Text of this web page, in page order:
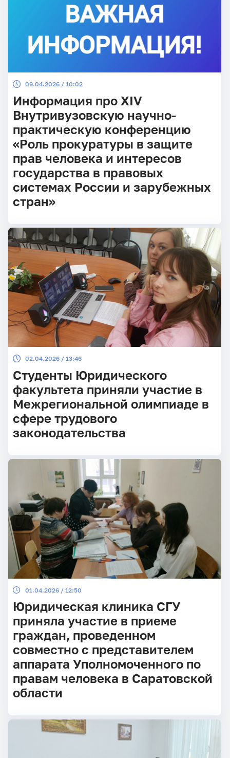
09.04.2026 / 10:02
Информация про XIV
Внутривузовскую научно-
практическую конференцию
«Роль прокуратуры в защите
прав человека и интересов
государства в правовых
системах России и зарубежных
стран»
02.04.2026 / 13:46
Студенты Юридического
факультета приняли участие в
Межрегиональной олимпиаде в
сфере трудового
законодательства
01.04.2026 / 12:50
Юридическая клиника СГУ
приняла участие в приеме
граждан, проведенном
совместно с представителем
аппарата Уполномоченного по
правам человека в Саратовской
области